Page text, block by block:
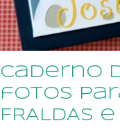
caderno
fotos para
FRALDAS